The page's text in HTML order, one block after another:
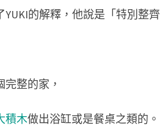
間
別
齊
的解釋，他說是「特別整
整的家，
積木做出浴缸或是餐桌之類的。